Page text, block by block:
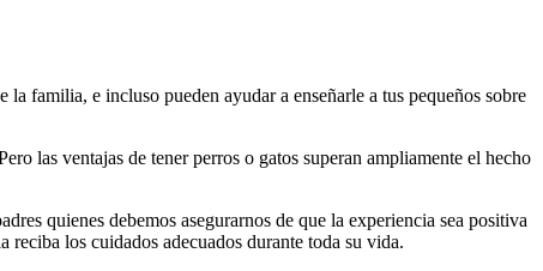
familia, e incluso pueden ayudar a enseñarle a tus pequeños sobre
las ventajas de tener perros o gatos superan ampliamente el hecho
quienes debemos asegurarnos de que la experiencia sea positiva
los cuidados adecuados durante toda su vida.